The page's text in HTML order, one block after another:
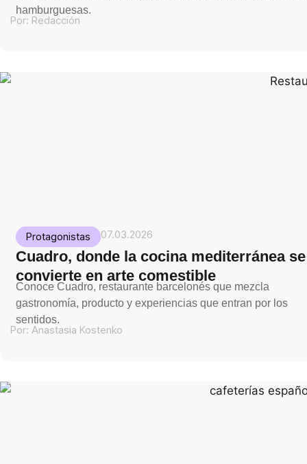
hamburguesas.
Por: Redacción
Protagonistas 07.03.2026
Cuadro, donde la cocina mediterránea se
convierte en arte comestible
Conoce Cuadro, restaurante barcelonés que mezcla
gastronomía, producto y experiencias que entran por los
sentidos.
Por: Anastasia Kostenko